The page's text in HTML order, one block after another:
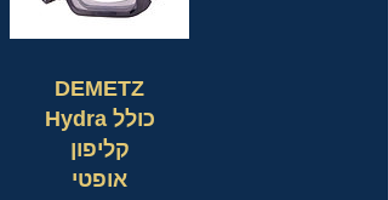
DEMETZ
Hydra כולל
קליפון
אופטי